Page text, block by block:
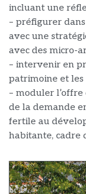
incluant une
– préfigurer
avec une
avec des micro-
– intervenir en
patrimoine et les
– moduler
de la demande
fertile au
habitante, cadre